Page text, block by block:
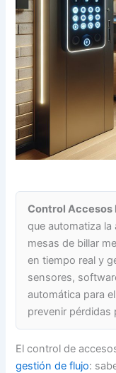
Control Accesos
que automatiza
mesas de billar
en tiempo real y
sensores,
automática para
prevenir pérdidas
El control de
gestión de flujo: